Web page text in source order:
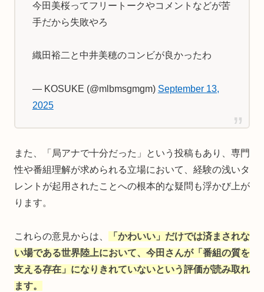
今田美桜ってフリートークやコメントなどが苦
手だから失敗やろ
織田裕二と中井美穂のコンビが良かったわ
— KOSUKE (@mlbmsgmgm) September 13,
2025
また、「局アナで十分だった」という投稿もあり、専門
性や番組理解が求められる立場において、経験の浅いタ
レントが起用されたことへの根本的な疑問も浮かび上が
ります。
これらの意見からは、
「かわいい」だけでは済まされな
い場である世界陸上において、今田さんが「番組の質を
支える存在」になりきれていないという評価が読み取れ
ます。